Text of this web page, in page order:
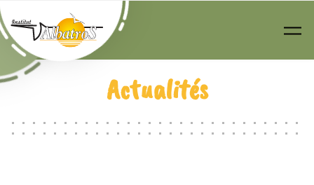
Passer au contenu principal
Actualités